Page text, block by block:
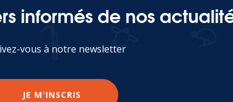
informés de nos
vous à notre newsletter
JE M'INSCRIS